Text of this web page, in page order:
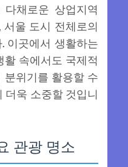
채로운 상업지역
울 도시 전체로의
이곳에서 생활하는
속에서도 국제적
위기를 활용할 수
더욱 소중할 것입니
관광 명소